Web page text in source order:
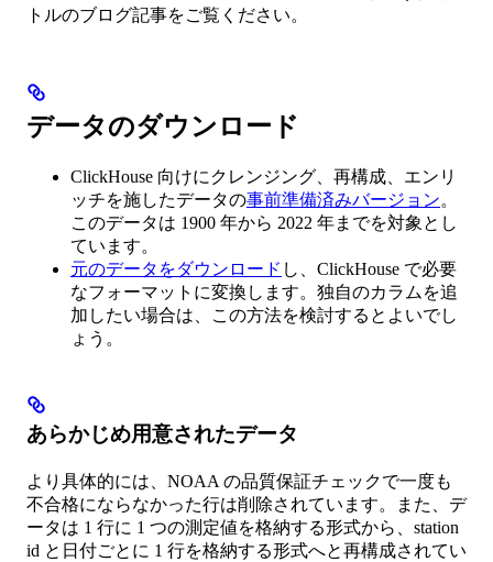
トルのブログ記事をご覧ください。
データのダウンロード
ClickHouse 向けにクレンジング、再構成、エンリ
ッチを施したデータの事前準備済みバージョン。
このデータは 1900 年から 2022 年までを対象とし
ています。
元のデータをダウンロード し、ClickHouse で必要
なフォーマットに変換します。独自のカラムを追
加したい場合は、この方法を検討するとよいでし
ょう。
あらかじめ用意されたデータ
より具体的には、NOAA の品質保証チェックで一度も
不合格にならなかった行は削除されています。また、デ
ータは 1 行に 1 つの測定値を格納する形式から、station
id と日付ごとに 1 行を格納する形式へと再構成されてい